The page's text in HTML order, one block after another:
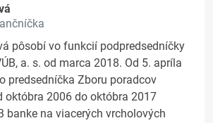
pôsobí vo funkcií podpredsedníčky
a. s. od marca 2018. Od 5. apríla
predsedníčka Zboru poradcov
októbra 2006 do októbra 2017
banke na viacerých vrcholových